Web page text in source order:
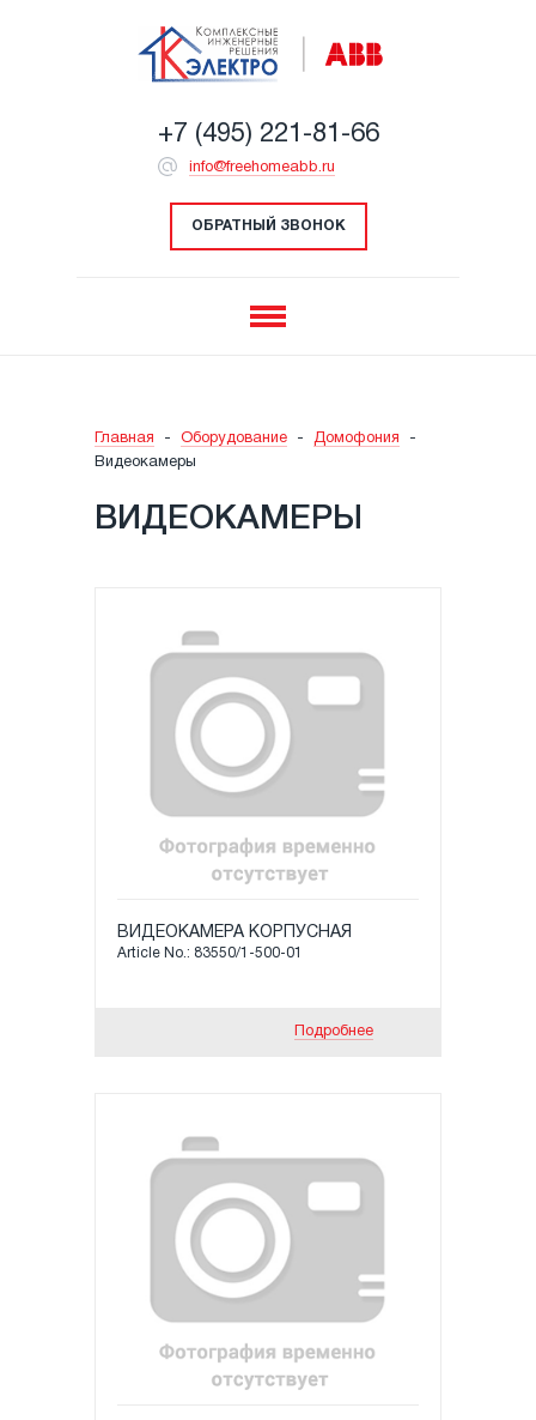
+7 (495) 221-81-66
info@freehomeabb.ru
ОБРАТНЫЙ ЗВОНОК
Главная - Оборудование - Домофония
-
Видеокамеры
ВИДЕОКАМЕРЫ
ВИДЕОКАМЕРА КОРПУСНАЯ
Article No.: 83550/1-500-01
Подробнее